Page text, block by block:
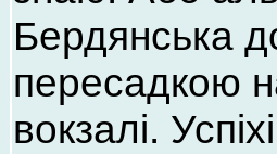
Бердянська
пересадкою
вокзалі.